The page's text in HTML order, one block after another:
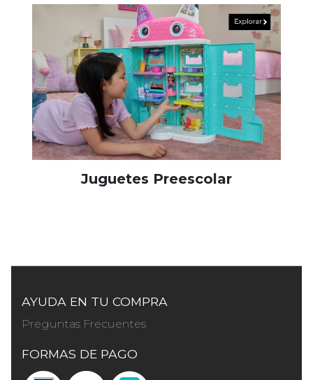
Juguetes Preescolar
AYUDA EN TU COMPRA
Preguntas Frecuentes
FORMAS DE PAGO